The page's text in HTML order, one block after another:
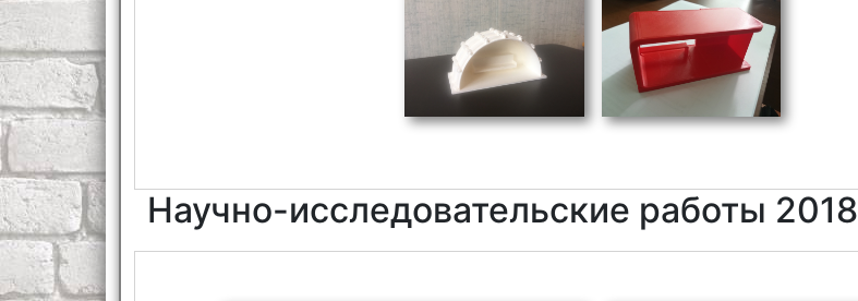
Научно-исследовательские работы 2018